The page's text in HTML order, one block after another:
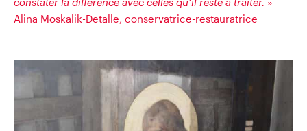
Alina Moskalik-Detalle, conservatrice-restauratrice